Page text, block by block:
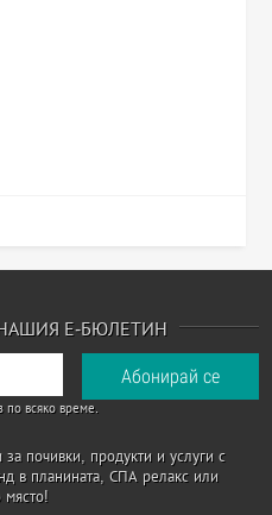
Е-БЮЛЕТИН
по всяко време.
почивки, продукти и услуги с
в планината, СПА релакс или
място!